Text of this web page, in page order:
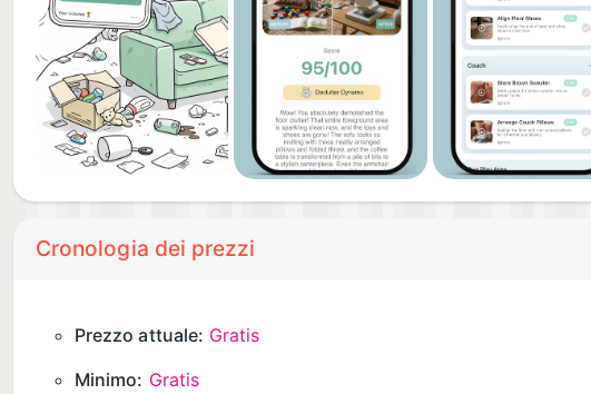
Cronologia dei prezzi
Prezzo attuale: Gratis
Minimo: Gratis